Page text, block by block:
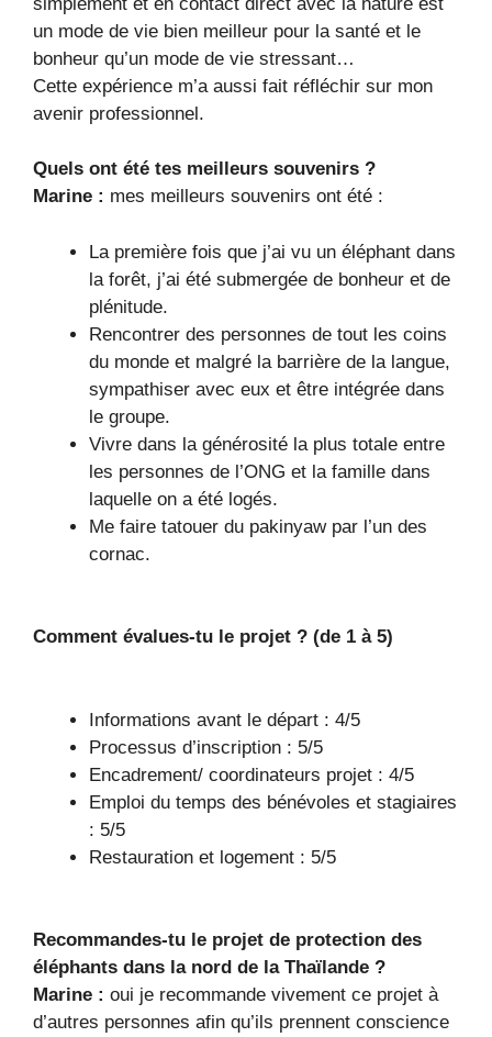
un mode de vie bien meilleur pour la santé et le
bonheur qu’un mode de vie stressant…
Cette expérience m’a aussi fait réfléchir sur mon
avenir professionnel.
Quels ont été tes meilleurs souvenirs ?
Marine : mes meilleurs souvenirs ont été :
La première fois que j’ai vu un éléphant dans
la forêt, j’ai été submergée de bonheur et de
plénitude.
Rencontrer des personnes de tout les coins
du monde et malgré la barrière de la langue,
sympathiser avec eux et être intégrée dans
le groupe.
Vivre dans la générosité la plus totale entre
les personnes de l’ONG et la famille dans
laquelle on a été logés.
Me faire tatouer du pakinyaw par l’un des
cornac.
Comment évalues-tu le projet ? (de 1 à 5)
Informations avant le départ : 4/5
Processus d’inscription : 5/5
Encadrement/ coordinateurs projet : 4/5
Emploi du temps des bénévoles et stagiaires
: 5/5
Restauration et logement : 5/5
Recommandes-tu le projet de protection des
éléphants dans la nord de la Thaïlande ?
Marine : oui je recommande vivement ce projet à
d’autres personnes afin qu’ils prennent conscience